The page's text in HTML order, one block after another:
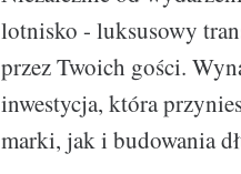
lotnisko - luksusowy
przez Twoich gości.
inwestycja, która
marki, jak i budowania